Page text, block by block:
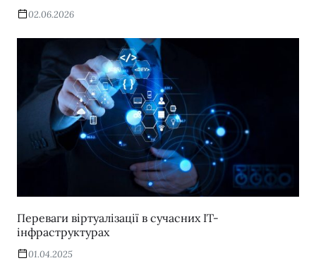
02.06.2026
Переваги віртуалізації в сучасних IT-
інфраструктурах
01.04.2025